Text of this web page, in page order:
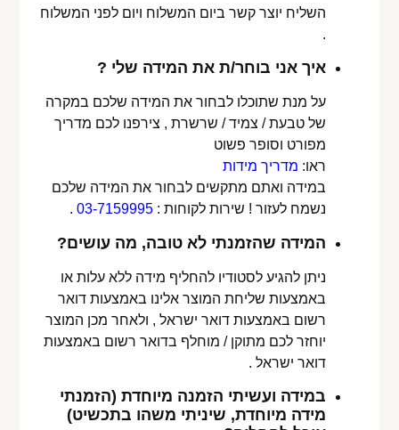
השליח יוצר קשר ביום המשלוח ויום לפני המשלוח
.
איך אני בוחר/ת את המידה שלי ?
על מנת שתוכלו לבחור את המידה שלכם במקרה
של טבעת / צמיד / שרשרת , צירפנו לכם מדריך
מפורט וסופר פשוט
ראו: מדריך מידות
במידה ואתם מתקשים לבחור את המידה שלכם
נשמח לעזור ! שירות לקוחות :03-7159995
.
המידה שהזמנתי לא טובה, מה עושים?
ניתן להגיע לסטודיו להחליף מידה ללא עלות או
באמצעות שליחת המוצר אלינו באמצעות דואר
רשום באמצעות דואר ישראל , ולאחר מכן המוצר
יוחזר לכם מתוקן / מוחלף בדואר רשום באמצעות
דואר ישראל .
במידה ועשיתי הזמנה מיוחדת (הזמנתי
מידה מיוחדת, שיניתי משהו בתכשיט)